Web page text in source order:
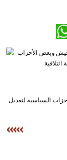
سياحة
إعلام
السياسية لتعديل